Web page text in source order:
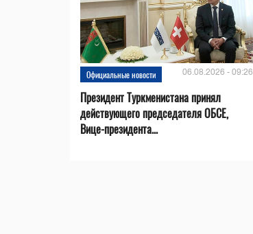
Официальные новости 06.08.2026 - 09:26
Президент Туркменистана принял
действующего председателя ОБСЕ,
Вице-президента...